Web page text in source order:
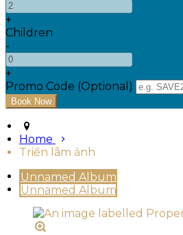
+
Children
-
+
Promo Code (Optional)
Home
Triển lãm ảnh
Unnamed Album
Unnamed Album